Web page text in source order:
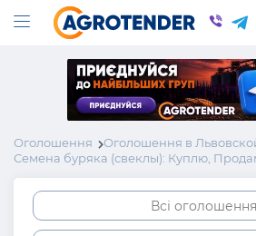
Оголошення
Оголошення в
Семена буряка (свеклы): Куплю,
Всі оголошення